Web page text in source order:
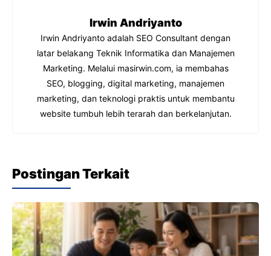
Irwin Andriyanto
Irwin Andriyanto adalah SEO Consultant dengan
latar belakang Teknik Informatika dan Manajemen
Marketing. Melalui masirwin.com, ia membahas
SEO, blogging, digital marketing, manajemen
marketing, dan teknologi praktis untuk membantu
website tumbuh lebih terarah dan berkelanjutan.
Postingan Terkait